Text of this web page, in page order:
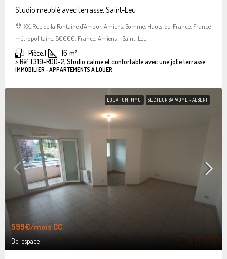
Studio meublé avec terrasse, Saint-Leu
XX, Rue de la Fontaine d'Amour, Amiens, Somme, Hauts-de-France, France
métropolitaine, 80000, France, Amiens - Saint-Leu
Pièce:1 16 m²
>:Réf T319-ROD-2, Studio calme et confortable avec une jolie terrasse.
IMMOBILIER - APPARTEMENTS À LOUER
LOCATION IMMO SECTEUR BAPAUME - ALBERT
599€/mois CC
Bel espace